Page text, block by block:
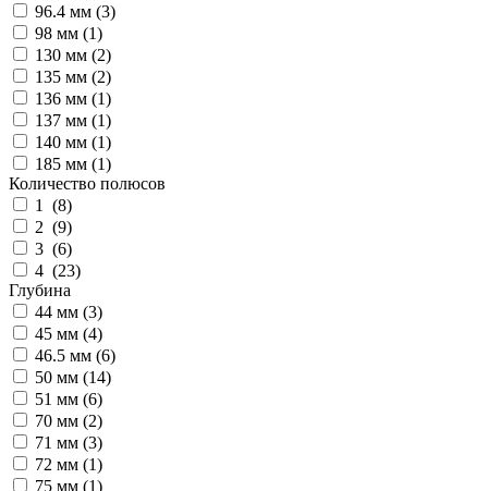
96.4 мм (3)
98 мм (1)
130 мм (2)
135 мм (2)
136 мм (1)
137 мм (1)
140 мм (1)
185 мм (1)
Количество полюсов
1 (8)
2 (9)
3 (6)
4 (23)
Глубина
44 мм (3)
45 мм (4)
46.5 мм (6)
50 мм (14)
51 мм (6)
70 мм (2)
71 мм (3)
72 мм (1)
75 мм (1)